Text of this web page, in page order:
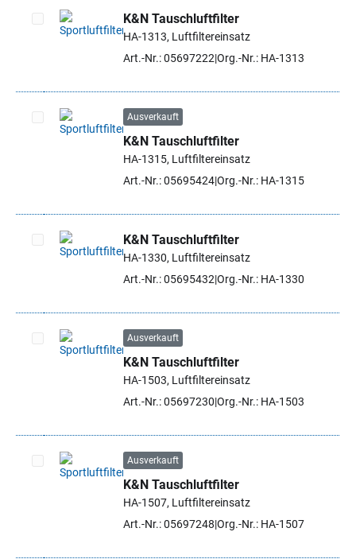
Artikel auswählen
K&N Tauschluftfilter
HA-1313, Luftfiltereinsatz
Art.-Nr.: 05697222 Org.-Nr.: HA-1313
Artikel auswählen
Ausverkauft
K&N Tauschluftfilter
HA-1315, Luftfiltereinsatz
Art.-Nr.: 05695424Org.-Nr.: HA-1315
Artikel auswählen
K&N Tauschluftfilter
HA-1330, Luftfiltereinsatz
Art.-Nr.: 05695432 Org.-Nr.: HA-1330
Artikel auswählen
Ausverkauft
K&N Tauschluftfilter
HA-1503, Luftfiltereinsatz
Art.-Nr.: 05697230 Org.-Nr.: HA-1503
Artikel auswählen
Ausverkauft
K&N Tauschluftfilter
HA-1507, Luftfiltereinsatz
Art.-Nr.: 05697248 Org.-Nr.: HA-1507